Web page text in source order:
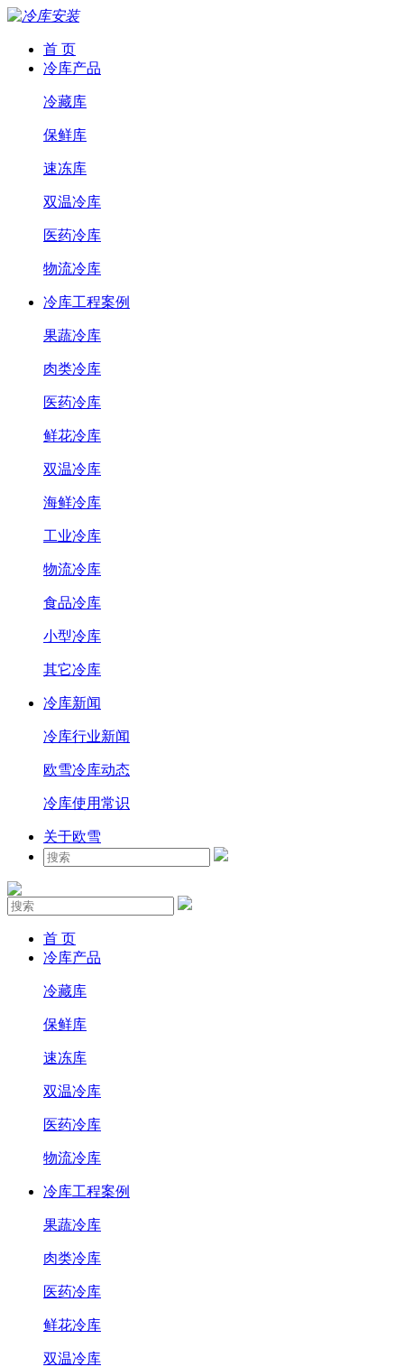
首 页
冷库产品
冷藏库
保鲜库
速冻库
双温冷库
医药冷库
物流冷库
冷库工程案例
果蔬冷库
肉类冷库
医药冷库
鲜花冷库
双温冷库
海鲜冷库
工业冷库
物流冷库
食品冷库
小型冷库
其它冷库
冷库新闻
冷库行业新闻
欧雪冷库动态
冷库使用常识
关于欧雪
首 页
冷库产品
冷藏库
保鲜库
速冻库
双温冷库
医药冷库
物流冷库
冷库工程案例
果蔬冷库
肉类冷库
医药冷库
鲜花冷库
双温冷库